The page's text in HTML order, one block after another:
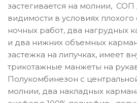
застегивается на молнии,
видимости в условиях
ночных работ, два нагрудных
и два нижних объемных
застежка на липучках, имеет
трикотажные манжеты на
Полукомбинезон с
молнии, два накладных